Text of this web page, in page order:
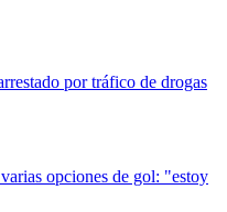
por tráfico de drogas
opciones de gol: "estoy